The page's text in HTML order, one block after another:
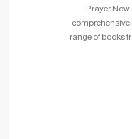
Prayer Now
range of books